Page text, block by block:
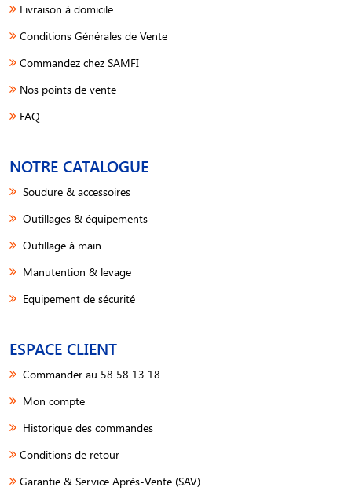
Livraison à domicile
Conditions Générales de Vente
Commandez chez SAMFI
Nos points de vente
FAQ
NOTRE CATALOGUE
Soudure & accessoires
Outillages & équipements
Outillage à main
Manutention & levage
Equipement de sécurité
ESPACE CLIENT
Commander au 58 58 13 18
Mon compte
Historique des commandes
Conditions de retour
Garantie & Service Après-Vente (SAV)